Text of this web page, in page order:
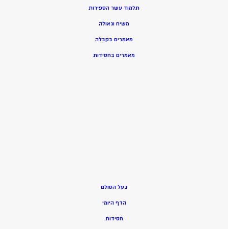
תלמוד עשר הספירות
משיח וגאולה
מאמרים בקבלה
מאמרים בחסידות
בעל הסולם
הדף היומי
חסידות